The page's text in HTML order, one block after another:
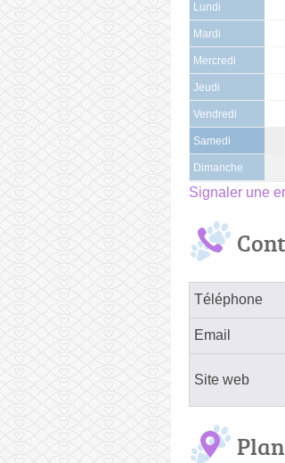
Lundi
Mardi
Mercredi
Jeudi
Vendredi
Samedi
Dimanche
Signaler une
Téléphone
Email
Site web